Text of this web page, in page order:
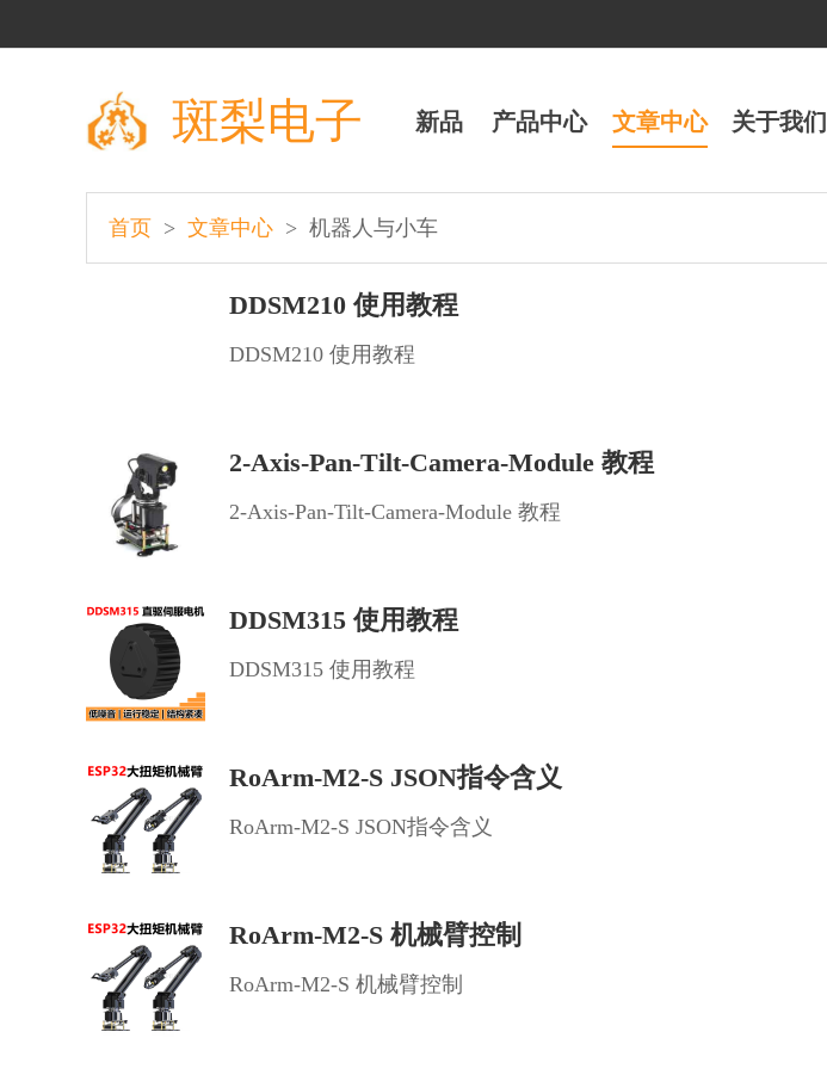
斑梨电子 新品 产品中心 文章中心 关于我们
首页 > 文章中心 > 机器人与小车
DDSM210 使用教程
DDSM210 使用教程
2-Axis-Pan-Tilt-Camera-Module 教程
2-Axis-Pan-Tilt-Camera-Module 教程
DDSM315 使用教程
DDSM315 使用教程
RoArm-M2-S JSON指令含义
RoArm-M2-S JSON指令含义
RoArm-M2-S 机械臂控制
RoArm-M2-S 机械臂控制